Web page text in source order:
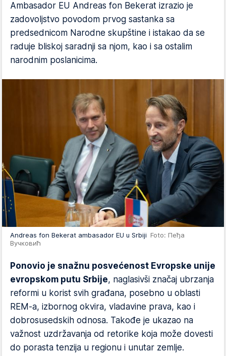
Ambasador EU Andreas fon Bekerat izrazio je
zadovoljstvo povodom prvog sastanka sa
predsednicom Narodne skupštine i istakao da se
raduje bliskoj saradnji sa njom, kao i sa ostalim
narodnim poslanicima.
Andreas fon Bekerat ambasador EU u Srbiji Foto: Пеђа
Вучковић
Ponovio je snažnu posvećenost Evropske unije
evropskom putu Srbije, naglasivši značaj ubrzanja
reformi u korist svih građana, posebno u oblasti
REM-a, izbornog okvira, vladavine prava, kao i
dobrosusedskih odnosa. Takođe je ukazao na
važnost uzdržavanja od retorike koja može dovesti
do porasta tenzija u regionu i unutar zemlje.